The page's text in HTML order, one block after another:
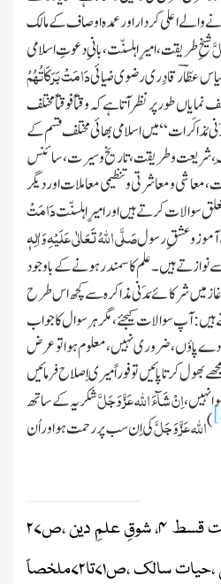
والے اعلی کردار اور عمدہ اوصاف کے مالک
شیخِ طریقت، امیرِ اہلسنّت، بانیِ دعوتِ اسلامی
عطّاؔر قادِری رضوی ضیائیدَامَتْ بَرَکَاتُہُمُ
طور پر نظر آتا ہے کہ وقتاً فوقتاً مختلف
مُذاکَرات“ میں اسلامی بھائی مختلف قسم کے
شریعت و طریقت ، تاریخ وسیرت، سائنس
معاشی و معاشرتی و تنظیمی معاملات اور دیگر
کرتے ہیں اورامیرِاہلسنّتدَامَتْ
عشقِ رسولصَلَّی اللہُ تَعَالٰی عَلَیْہِ وَاٰلِہٖ
ہیں۔علم کا سمندر ہونے کے باوجود
میں شرکائے مَدَنی مذاکرہ سے کچھ اس طرح
: آپ سوالات کیجئے ،مگر ہرسوال کا جواب
دے پاؤں، ضروری نہیں،معلوم ہوا تو عرض
کرتا پائیں تو فوراً میری اِصلاح فرمائیں
نہیں ،اِنْ شَآءَاللہعَزَّ وَجَلَّشکریہ کے ساتھ
)اللہعَزَّ وَجَلَّکی اِن سب پر رحمت ہو اور اُن
علمِ دین ،ص ۲۷
سالک ،ص۷۱تا۷۲ملخصاً